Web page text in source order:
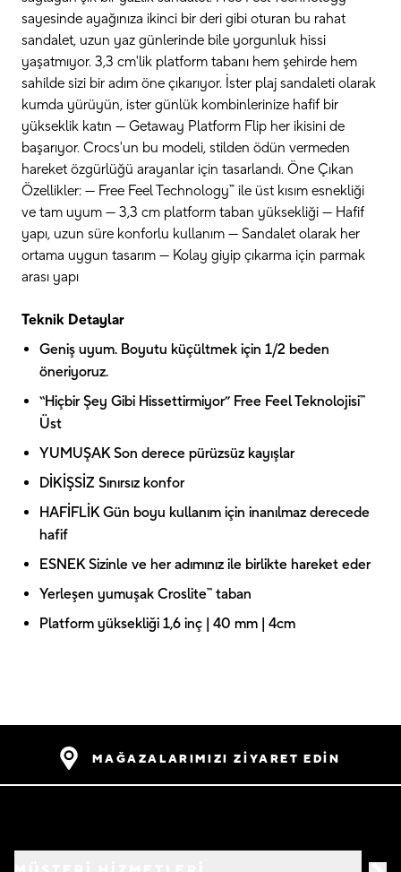
sayesinde ayağınıza ikinci bir deri gibi oturan bu rahat
sandalet, uzun yaz günlerinde bile yorgunluk hissi
yaşatmıyor. 3,3 cm'lik platform tabanı hem şehirde hem
sahilde sizi bir adım öne çıkarıyor. İster plaj sandaleti olarak
kumda yürüyün, ister günlük kombinlerinize hafif bir
yükseklik katın — Getaway Platform Flip her ikisini de
başarıyor. Crocs'un bu modeli, stilden ödün vermeden
hareket özgürlüğü arayanlar için tasarlandı. Öne Çıkan
Özellikler: — Free Feel Technology™ ile üst kısım esnekliği
ve tam uyum — 3,3 cm platform taban yüksekliği — Hafif
yapı, uzun süre konforlu kullanım — Sandalet olarak her
ortama uygun tasarım — Kolay giyip çıkarma için parmak
arası yapı
Teknik Detaylar
Geniş uyum. Boyutu küçültmek için 1/2 beden
öneriyoruz.
“Hiçbir Şey Gibi Hissettirmiyor” Free Feel Teknolojisi™
Üst
YUMUŞAK Son derece pürüzsüz kayışlar
DİKİŞSİZ Sınırsız konfor
HAFİFLİK Gün boyu kullanım için inanılmaz derecede
hafif
ESNEK Sizinle ve her adımınız ile birlikte hareket eder
Yerleşen yumuşak Croslite™ taban
Platform yüksekliği 1,6 inç | 40 mm | 4cm
MAĞAZALARIMIZI ZİYARET EDİN